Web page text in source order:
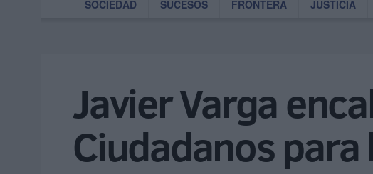
SOCIEDAD SUCESOS FRONTERA JUSTICIA
Javier Varga
Ciudadanos